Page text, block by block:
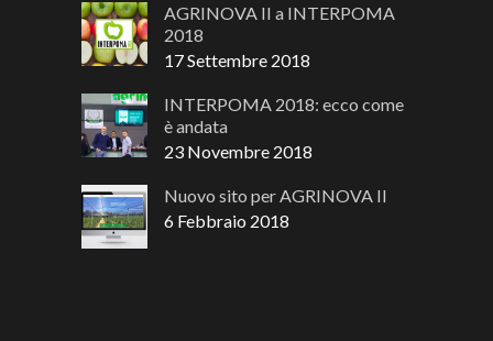
AGRINOVA II a INTERPOMA
2018
17 Settembre 2018
INTERPOMA 2018: ecco come
è andata
23 Novembre 2018
Nuovo sito per AGRINOVA II
6 Febbraio 2018